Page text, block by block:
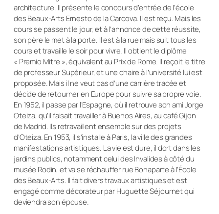
architecture. Il présente le concours d’entrée de l’école
des Beaux-Arts Ernesto de la Carcova. Il est reçu. Mais les
cours se passent le jour, et à l’annonce de cette réussite,
son père le met à la porte. Il est à la rue mais suit tous les
cours et travaille le soir pour vivre. Il obtient le diplôme
« Premio Mitre », équivalent au Prix de Rome. Il reçoit le titre
de professeur Supérieur, et une chaire à l’université lui est
proposée. Mais il ne veut pas d’une carrière tracée et
décide de retourner en Europe pour suivre sa propre voie.
En 1952, il passe par l’Espagne, où il retrouve son ami Jorge
Oteiza, qu’il faisait travailler à Buenos Aires, au café Gijon
de Madrid. Ils retravaillent ensemble sur des projets
d’Oteiza. En 1953, il s’installe à Paris, la ville des grandes
manifestations artistiques. La vie est dure, il dort dans les
jardins publics, notamment celui des Invalides à côté du
musée Rodin, et va se réchauffer rue Bonaparte à l’École
des Beaux-Arts. Il fait divers travaux artistiques et est
engagé comme décorateur par Huguette Séjournet qui
deviendra son épouse.